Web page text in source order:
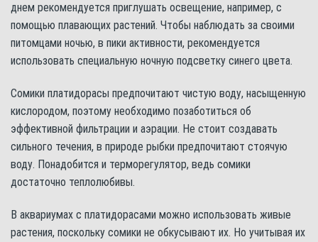
днем рекомендуется приглушать освещение, например, с
помощью плавающих растений. Чтобы наблюдать за своими
питомцами ночью, в пики активности, рекомендуется
использовать специальную ночную подсветку синего цвета.
Сомики платидорасы предпочитают чистую воду, насыщенную
кислородом, поэтому необходимо позаботиться об
эффективной фильтрации и аэрации. Не стоит создавать
сильного течения, в природе рыбки предпочитают стоячую
воду. Понадобится и терморегулятор, ведь сомики
достаточно теплолюбивы.
В аквариумах с платидорасами можно использовать живые
растения, поскольку сомики не обкусывают их. Но учитывая их